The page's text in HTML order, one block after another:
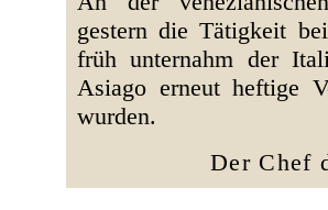
gestern die Tätigkeit
früh unternahm der
Asiago erneut heftige
wurden.
Der Chef